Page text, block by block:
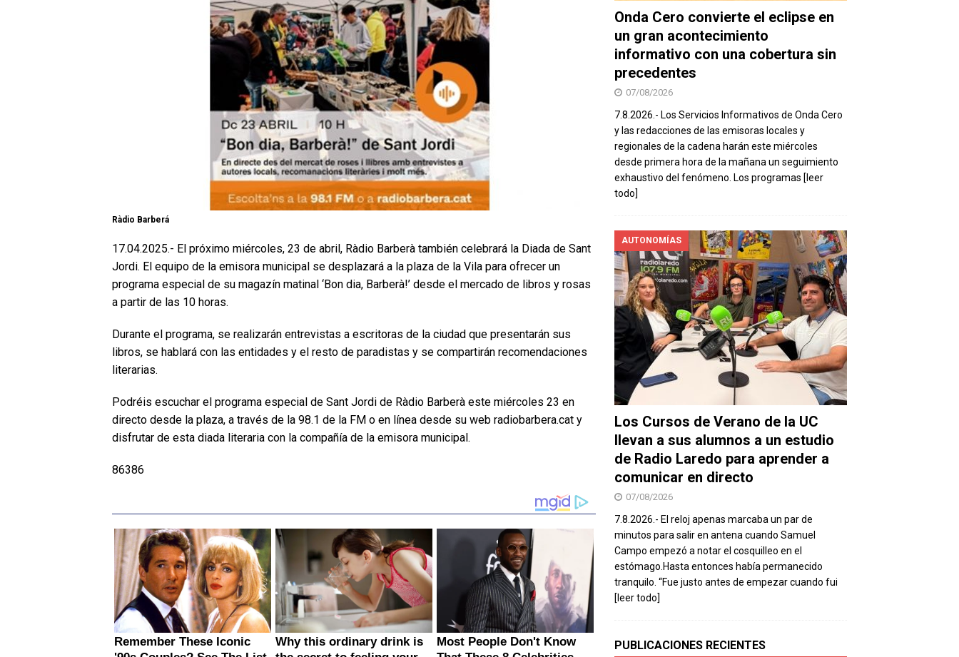
Ràdio Barberá
17.04.2025.- El próximo miércoles, 23 de abril, Ràdio Barberà también celebrará la Diada de Sant
Jordi. El equipo de la emisora municipal se desplazará a la plaza de la Vila para ofrecer un
programa especial de su magazín matinal ‘Bon dia, Barberà!’ desde el mercado de libros y rosas
a partir de las 10 horas.
Durante el programa, se realizarán entrevistas a escritoras de la ciudad que presentarán sus
libros, se hablará con las entidades y el resto de paradistas y se compartirán recomendaciones
literarias.
Podréis escuchar el programa especial de Sant Jordi de Ràdio Barberà este miércoles 23 en
directo desde la plaza, a través de la 98.1 de la FM o en línea desde su web radiobarbera.cat y
disfrutar de esta diada literaria con la compañía de la emisora municipal.
86386
Onda Cero convierte el eclipse en
un gran acontecimiento
informativo con una cobertura sin
precedentes
07/08/2026
7.8.2026.- Los Servicios Informativos de Onda Cero
y las redacciones de las emisoras locales y
regionales de la cadena harán este miércoles
desde primera hora de la mañana un seguimiento
exhaustivo del fenómeno. Los programas [leer
todo]
AUTONOMÍAS
Los Cursos de Verano de la UC
llevan a sus alumnos a un estudio
de Radio Laredo para aprender a
comunicar en directo
07/08/2026
7.8.2026.- El reloj apenas marcaba un par de
minutos para salir en antena cuando Samuel
Campo empezó a notar el cosquilleo en el
estómago.Hasta entonces había permanecido
tranquilo. “Fue justo antes de empezar cuando fui
[leer todo]
PUBLICACIONES RECIENTES